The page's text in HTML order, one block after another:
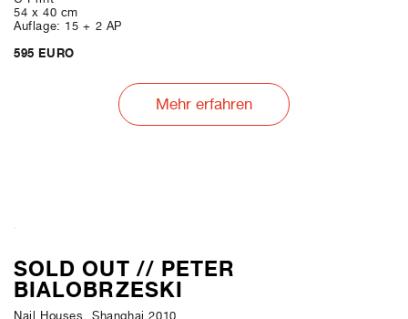
54 x 40 cm
Auflage: 15 + 2 AP
595 EURO
Mehr erfahren
SOLD OUT // PETER
BIALOBRZESKI
Nail Houses, Shanghai 2010